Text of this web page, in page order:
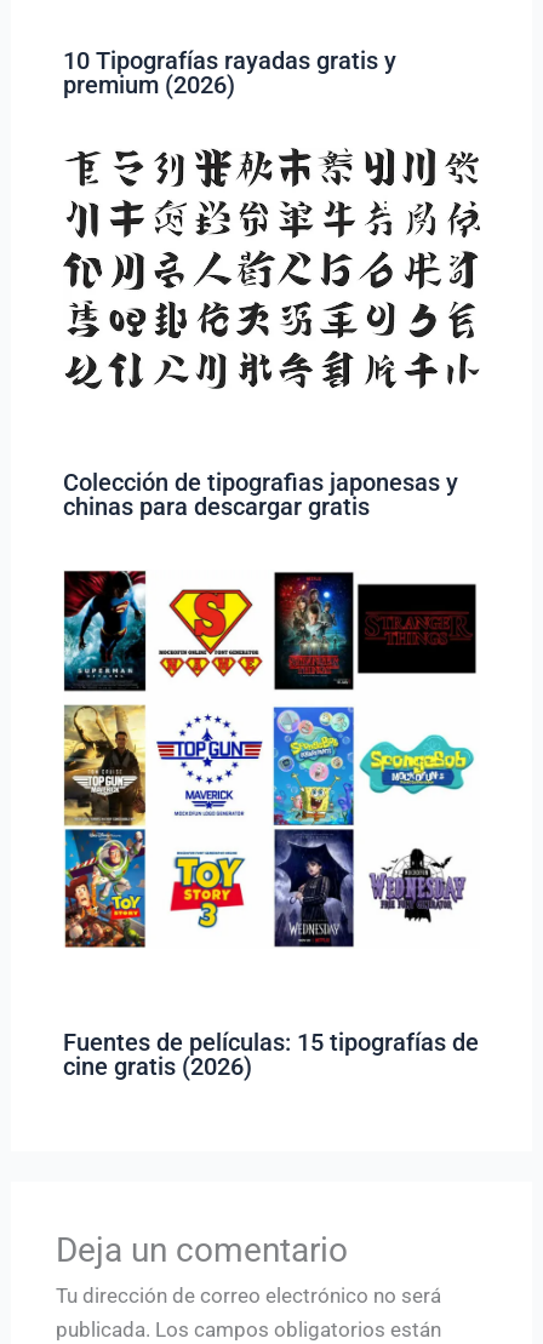
10 Tipografías rayadas gratis y
premium (2026)
Colección de tipografias japonesas y
chinas para descargar gratis
Fuentes de películas: 15 tipografías de
cine gratis (2026)
Deja un comentario
Tu dirección de correo electrónico no será
publicada. Los campos obligatorios están